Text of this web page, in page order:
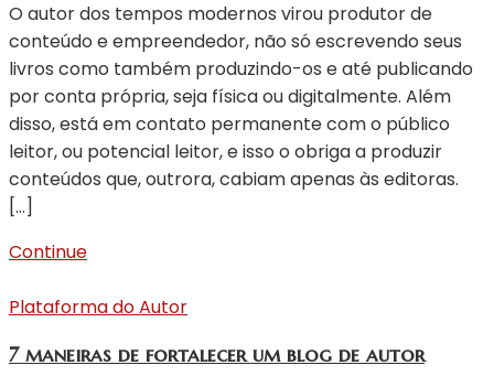
O autor dos tempos modernos virou produtor de
conteúdo e empreendedor, não só escrevendo seus
livros como também produzindo-os e até publicando
por conta própria, seja física ou digitalmente. Além
disso, está em contato permanente com o público
leitor, ou potencial leitor, e isso o obriga a produzir
conteúdos que, outrora, cabiam apenas às editoras.
[…]
Continue
Plataforma do Autor
7 maneiras de fortalecer um blog de autor